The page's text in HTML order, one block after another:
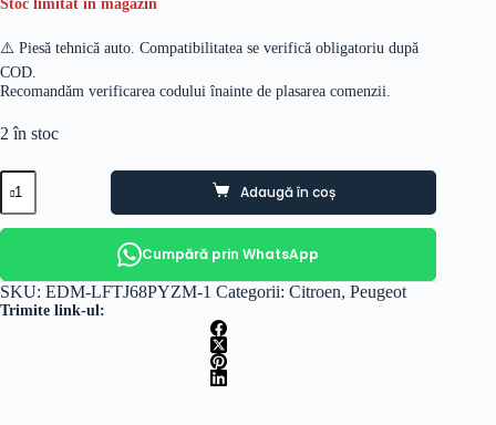
Stoc limitat în magazin
⚠️ Piesă tehnică auto. Compatibilitatea se verifică obligatoriu după
COD.
Recomandăm verificarea codului înainte de plasarea comenzii.
2 în stoc
Cantitate
Injector
Peugeot
3008
1.6
hdi
Adaugă în coș
Cumpără prin WhatsApp
SKU: EDM-LFTJ68PYZM-1 Categorii: Citroen, Peugeot
Trimite link-ul: